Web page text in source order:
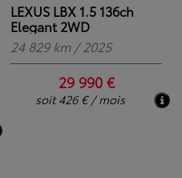
LEXUS LBX 1.5 136ch
Elegant 2WD
24 829 km / 2025
29 990 €
soit 426 € / mois